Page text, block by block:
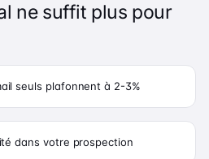
ne suffit plus pour
seuls plafonnent à 2-3%
dans votre prospection